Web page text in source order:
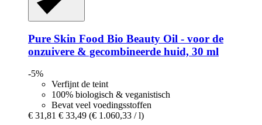
Pure Skin Food Bio Beauty Oil -​ voor de
onzuivere & gecombineerde huid, 30 ml
-5%
Verfijnt de teint
100% biologisch & veganistisch
Bevat veel voedingsstoffen
€ 31,81 € 33,49 (€ 1.060,33 / l)